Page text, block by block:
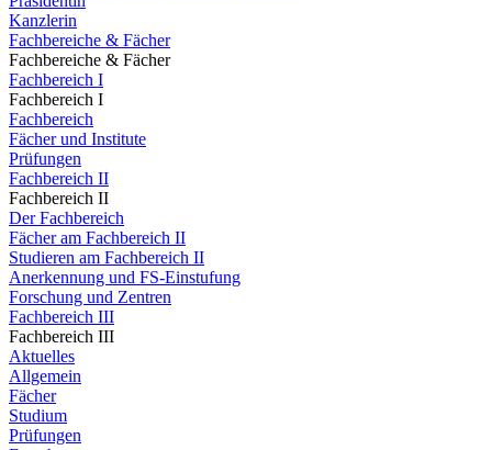
Kanzlerin
Fachbereiche & Fächer
Fachbereiche & Fächer
Fachbereich I
Fachbereich I
Fachbereich
Fächer und Institute
Prüfungen
Fachbereich II
Fachbereich II
Der Fachbereich
Fächer am Fachbereich II
Studieren am Fachbereich II
Anerkennung und FS-Einstufung
Forschung und Zentren
Fachbereich III
Fachbereich III
Aktuelles
Allgemein
Fächer
Studium
Prüfungen